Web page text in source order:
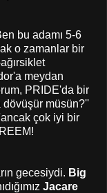
bu adamı 5-6
o zamanlar bir
meydan
PRIDE'da bir
dövüşür müsün?''
çok iyi bir
gecesiydi. Big
Jacare